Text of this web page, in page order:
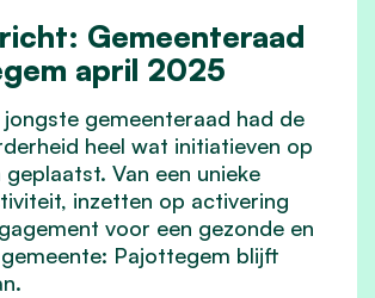
Gemeenteraad
april 2025
jongste gemeenteraad had de
heel wat initiatieven op
geplaatst. Van een unieke
inzetten op activering
voor een gezonde en
Pajottegem blijft